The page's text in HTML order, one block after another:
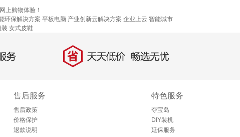
上购物体验！
环保解决方案 平板电脑 产业创新云解决方案 企业上云 智能城市
装 女式皮鞋
省 天天低价，畅选无忧
售后服务
售后政策
价格保护
退款说明
特色服务
夺宝岛
DIY装机
延保服务